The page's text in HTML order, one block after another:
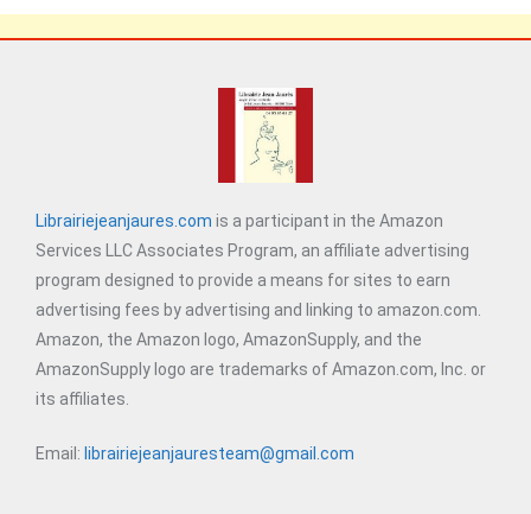
Librairiejeanjaures.com is a participant in the Amazon
Services LLC Associates Program, an affiliate advertising
program designed to provide a means for sites to earn
advertising fees by advertising and linking to amazon.com.
Amazon, the Amazon logo, AmazonSupply, and the
AmazonSupply logo are trademarks of Amazon.com, Inc. or
its affiliates.
Email: librairiejeanjauresteam@gmail.com